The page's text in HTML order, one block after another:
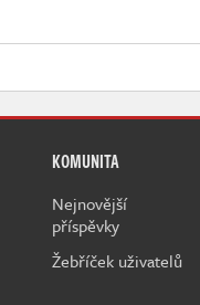
KOMUNITA
Nejnovější
příspěvky
Žebříček uživatelů